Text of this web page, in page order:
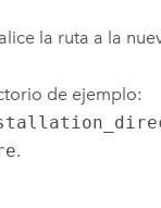
la ruta a la
de ejemplo:
.